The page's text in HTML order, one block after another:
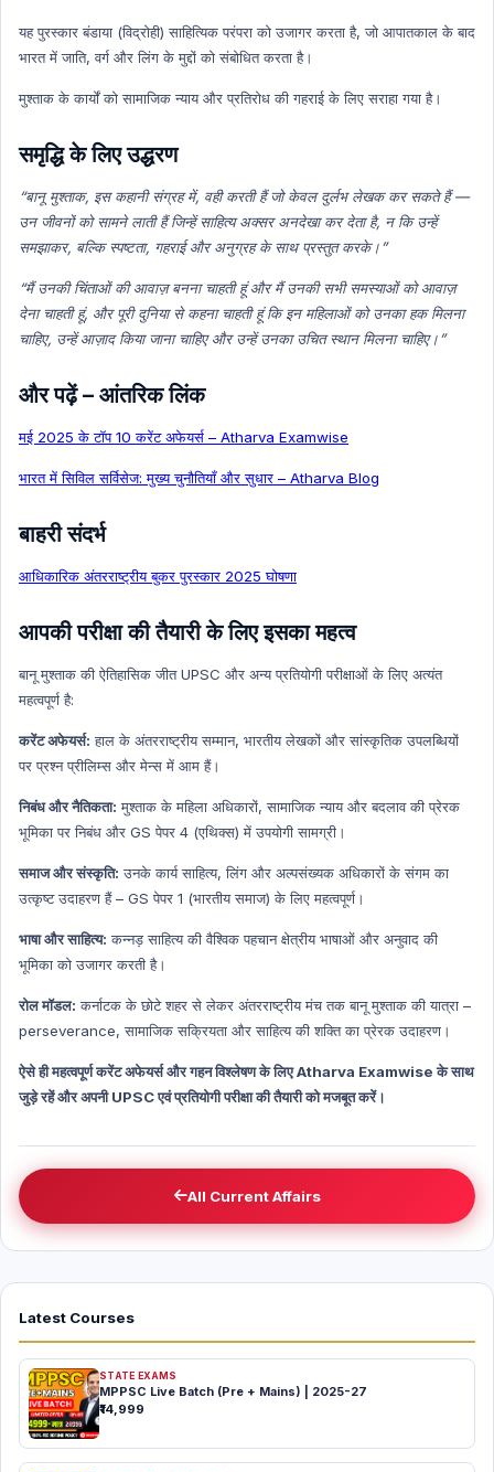
Ncert Concept Hindi
यह पुरस्कार बंडाया (विद्रोही) साहित्यिक परंपरा को उजागर करता है, जो आपातकाल के बाद
भारत में जाति, वर्ग और लिंग के मुद्दों को संबोधित करता है।
मुश्ताक के कार्यों को सामाजिक न्याय और प्रतिरोध की गहराई के लिए सराहा गया है।
समृद्धि के लिए उद्धरण
“बानू मुश्ताक, इस कहानी संग्रह में, वही करती हैं जो केवल दुर्लभ लेखक कर सकते हैं —
उन जीवनों को सामने लाती हैं जिन्हें साहित्य अक्सर अनदेखा कर देता है, न कि उन्हें
समझाकर, बल्कि स्पष्टता, गहराई और अनुग्रह के साथ प्रस्तुत करके।”
“मैं उनकी चिंताओं की आवाज़ बनना चाहती हूं और मैं उनकी सभी समस्याओं को आवाज़
देना चाहती हूं, और पूरी दुनिया से कहना चाहती हूं कि इन महिलाओं को उनका हक मिलना
चाहिए, उन्हें आज़ाद किया जाना चाहिए और उन्हें उनका उचित स्थान मिलना चाहिए।”
और पढ़ें – आंतरिक लिंक
मई 2025 के टॉप 10 करेंट अफेयर्स – Atharva Examwise
भारत में सिविल सर्विसेज: मुख्य चुनौतियाँ और सुधार – Atharva Blog
बाहरी संदर्भ
आधिकारिक अंतरराष्ट्रीय बुकर पुरस्कार 2025 घोषणा
आपकी परीक्षा की तैयारी के लिए इसका महत्व
बानू मुश्ताक की ऐतिहासिक जीत UPSC और अन्य प्रतियोगी परीक्षाओं के लिए अत्यंत
महत्वपूर्ण है:
करेंट अफेयर्स: हाल के अंतरराष्ट्रीय सम्मान, भारतीय लेखकों और सांस्कृतिक उपलब्धियों
पर प्रश्न प्रीलिम्स और मेन्स में आम हैं।
निबंध और नैतिकता: मुश्ताक के महिला अधिकारों, सामाजिक न्याय और बदलाव की प्रेरक
भूमिका पर निबंध और GS पेपर 4 (एथिक्स) में उपयोगी सामग्री।
समाज और संस्कृति: उनके कार्य साहित्य, लिंग और अल्पसंख्यक अधिकारों के संगम का
उत्कृष्ट उदाहरण हैं – GS पेपर 1 (भारतीय समाज) के लिए महत्वपूर्ण।
भाषा और साहित्य: कन्नड़ साहित्य की वैश्विक पहचान क्षेत्रीय भाषाओं और अनुवाद की
भूमिका को उजागर करती है।
रोल मॉडल: कर्नाटक के छोटे शहर से लेकर अंतरराष्ट्रीय मंच तक बानू मुश्ताक की यात्रा –
perseverance, सामाजिक सक्रियता और साहित्य की शक्ति का प्रेरक उदाहरण।
ऐसे ही महत्वपूर्ण करेंट अफेयर्स और गहन विश्लेषण के लिए Atharva Examwise के साथ
जुड़े रहें और अपनी UPSC एवं प्रतियोगी परीक्षा की तैयारी को मजबूत करें।
All Current Affairs
Latest Courses
STATE EXAMS
MPPSC Live Batch (Pre + Mains) | 2025-27
₹14,999